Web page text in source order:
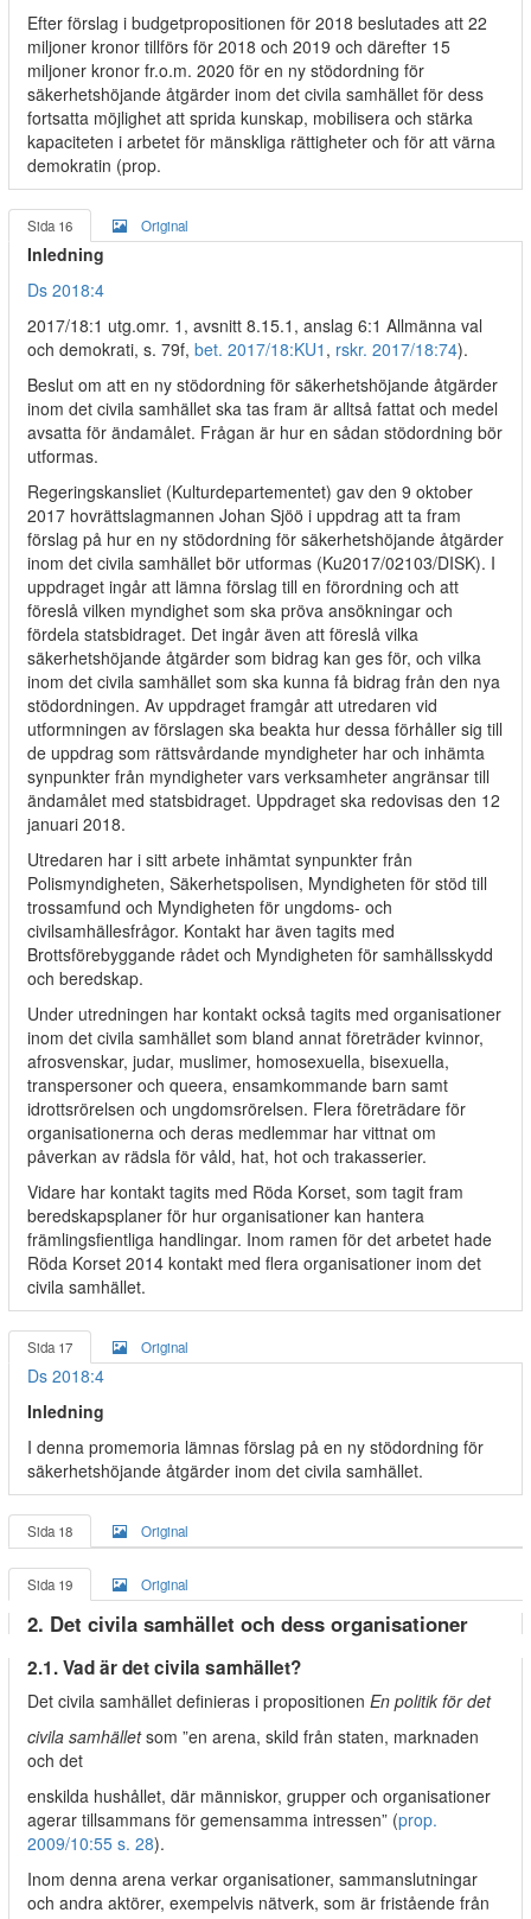
Efter förslag i budgetpropositionen för 2018 beslutades att 22
miljoner kronor tillförs för 2018 och 2019 och därefter 15
miljoner kronor fr.o.m. 2020 för en ny stödordning för
säkerhetshöjande åtgärder inom det civila samhället för dess
fortsatta möjlighet att sprida kunskap, mobilisera och stärka
kapaciteten i arbetet för mänskliga rättigheter och för att värna
demokratin (prop.
Sida 16 Original
Inledning
Ds 2018:4
2017/18:1 utg.omr. 1, avsnitt 8.15.1, anslag 6:1 Allmänna val
och demokrati, s. 79f, bet. 2017/18:KU1 , rskr. 2017/18:74).
Beslut om att en ny stödordning för säkerhetshöjande åtgärder
inom det civila samhället ska tas fram är alltså fattat och medel
avsatta för ändamålet. Frågan är hur en sådan stödordning bör
utformas.
Regeringskansliet (Kulturdepartementet) gav den 9 oktober
2017 hovrättslagmannen Johan Sjöö i uppdrag att ta fram
förslag på hur en ny stödordning för säkerhetshöjande åtgärder
inom det civila samhället bör utformas (Ku2017/02103/DISK). I
uppdraget ingår att lämna förslag till en förordning och att
föreslå vilken myndighet som ska pröva ansökningar och
fördela statsbidraget. Det ingår även att föreslå vilka
säkerhetshöjande åtgärder som bidrag kan ges för, och vilka
inom det civila samhället som ska kunna få bidrag från den nya
stödordningen. Av uppdraget framgår att utredaren vid
utformningen av förslagen ska beakta hur dessa förhåller sig till
de uppdrag som rättsvårdande myndigheter har och inhämta
synpunkter från myndigheter vars verksamheter angränsar till
ändamålet med statsbidraget. Uppdraget ska redovisas den 12
januari 2018.
Utredaren har i sitt arbete inhämtat synpunkter från
Polismyndigheten, Säkerhetspolisen, Myndigheten för stöd till
trossamfund och Myndigheten för ungdoms- och
civilsamhällesfrågor. Kontakt har även tagits med
Brottsförebyggande rådet och Myndigheten för samhällsskydd
och beredskap.
Under utredningen har kontakt också tagits med organisationer
inom det civila samhället som bland annat företräder kvinnor,
afrosvenskar, judar, muslimer, homosexuella, bisexuella,
transpersoner och queera, ensamkommande barn samt
idrottsrörelsen och ungdomsrörelsen. Flera företrädare för
organisationerna och deras medlemmar har vittnat om
påverkan av rädsla för våld, hat, hot och trakasserier.
Vidare har kontakt tagits med Röda Korset, som tagit fram
beredskapsplaner för hur organisationer kan hantera
främlingsfientliga handlingar. Inom ramen för det arbetet hade
Röda Korset 2014 kontakt med flera organisationer inom det
civila samhället.
Sida 17 Original
Ds 2018:4
Inledning
I denna promemoria lämnas förslag på en ny stödordning för
säkerhetshöjande åtgärder inom det civila samhället.
Sida 18 Original
Sida 19 Original
2. Det civila samhället och dess organisationer
2.1. Vad är det civila samhället?
Det civila samhället definieras i propositionen En politik för det
civila samhälletsom ”en arena, skild från staten, marknaden
och det
enskilda hushållet, där människor, grupper och organisationer
agerar tillsammans för gemensamma intressen” (prop.
2009/10:55 s. 28).
Inom denna arena verkar organisationer, sammanslutningar
och andra aktörer, exempelvis nätverk, som är fristående från